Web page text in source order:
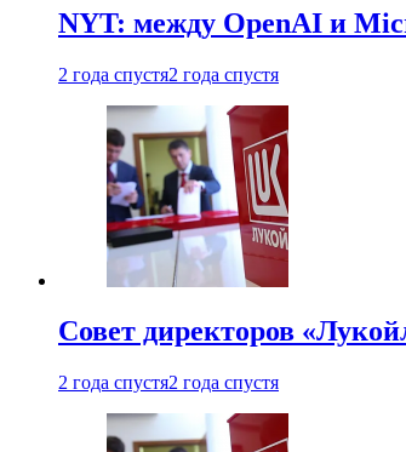
NYT: между OpenAI и
2 года спустя2 года спустя
Совет директоров
2 года спустя2 года спустя